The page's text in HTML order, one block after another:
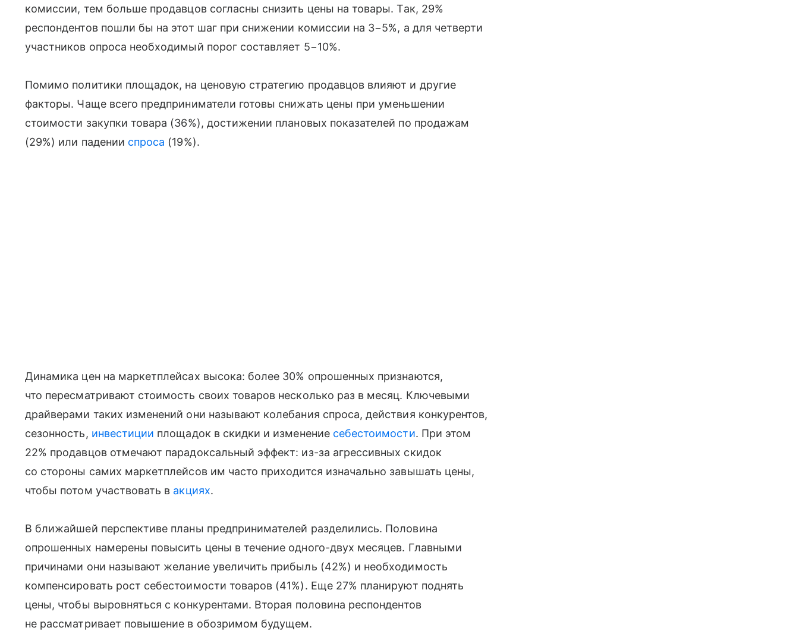
комиссии, тем больше продавцов согласны снизить цены на товары. Так, 29%
респондентов пошли бы на этот шаг при снижении комиссии на 3−5%, а для четверти
участников опроса необходимый порог составляет 5−10%.
Помимо политики площадок, на ценовую стратегию продавцов влияют и другие
факторы. Чаще всего предприниматели готовы снижать цены при уменьшении
стоимости закупки товара (36%), достижении плановых показателей по продажам
(29%) или падении спроса (19%).
Динамика цен на маркетплейсах высока: более 30% опрошенных признаются,
что пересматривают стоимость своих товаров несколько раз в месяц. Ключевыми
драйверами таких изменений они называют колебания спроса, действия конкурентов,
сезонность, инвестиции площадок в скидки и изменение себестоимости. При этом
22% продавцов отмечают парадоксальный эффект: из-за агрессивных скидок
со стороны самих маркетплейсов им часто приходится изначально завышать цены,
чтобы потом участвовать в акциях.
В ближайшей перспективе планы предпринимателей разделились. Половина
опрошенных намерены повысить цены в течение одного-двух месяцев. Главными
причинами они называют желание увеличить прибыль (42%) и необходимость
компенсировать рост себестоимости товаров (41%). Еще 27% планируют поднять
цены, чтобы выровняться с конкурентами. Вторая половина респондентов
не рассматривает повышение в обозримом будущем.